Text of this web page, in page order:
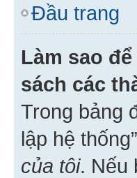
Đầu trang
Làm sao
sách các
Trong bảng
lập hệ
của tôi. Nếu